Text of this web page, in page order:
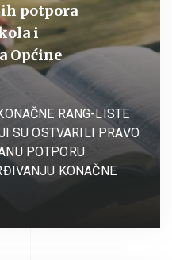
potpora
i
Općine
RANG-LISTE
SU OSTVARILI PRAVO
POTPORU
KONAČNE